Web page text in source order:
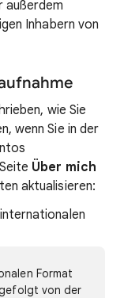
Inhabern von
wie Sie
wenn Sie in der
Über mich
aktualisieren:
Format
von der